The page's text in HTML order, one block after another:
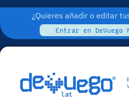
¿Quieres añadir o editar
Entrar en DeVuego